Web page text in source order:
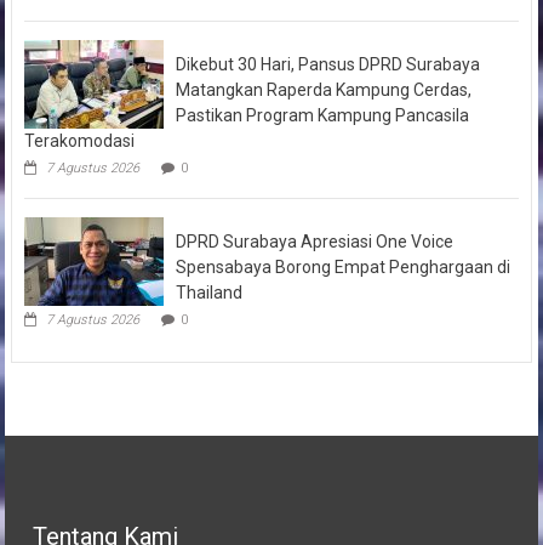
Dikebut 30 Hari, Pansus DPRD Surabaya
Matangkan Raperda Kampung Cerdas,
Pastikan Program Kampung Pancasila
Terakomodasi
7 Agustus 2026 0
DPRD Surabaya Apresiasi One Voice
Spensabaya Borong Empat Penghargaan di
Thailand
7 Agustus 2026 0
Tentang Kami